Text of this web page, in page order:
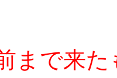
まで来